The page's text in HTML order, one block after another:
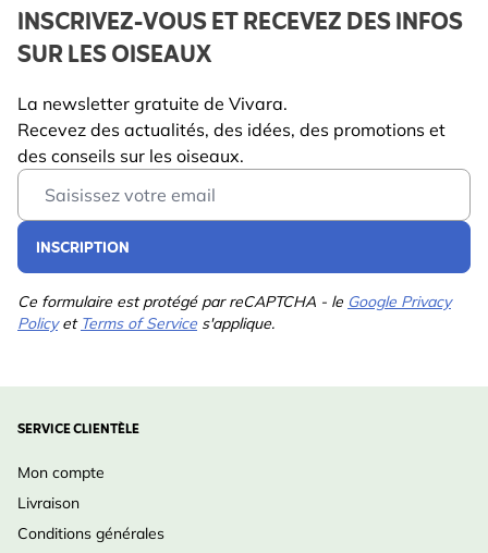
Largeur 76 mm
Hauteur
Longeur 183 mm
Poids
Couleur
Lire La Suite
INSCRIVEZ-VOUS ET RECEVEZ DES INFOS
SUR LES OISEAUX
La newsletter gratuite de Vivara.
Recevez des actualités, des idées, des promotions et
des conseils sur les oiseaux.
Email Address
INSCRIPTION
Ce formulaire est protégé par reCAPTCHA - le Google Privacy
Policyet Terms of Service s'applique.
SERVICE CLIENTÈLE
Mon compte
Livraison
Conditions générales